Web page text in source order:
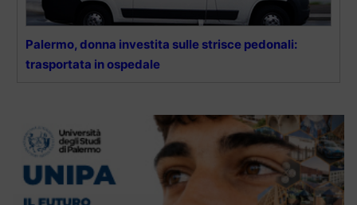
Palermo, donna investita sulle strisce pedonali:
trasportata in ospedale